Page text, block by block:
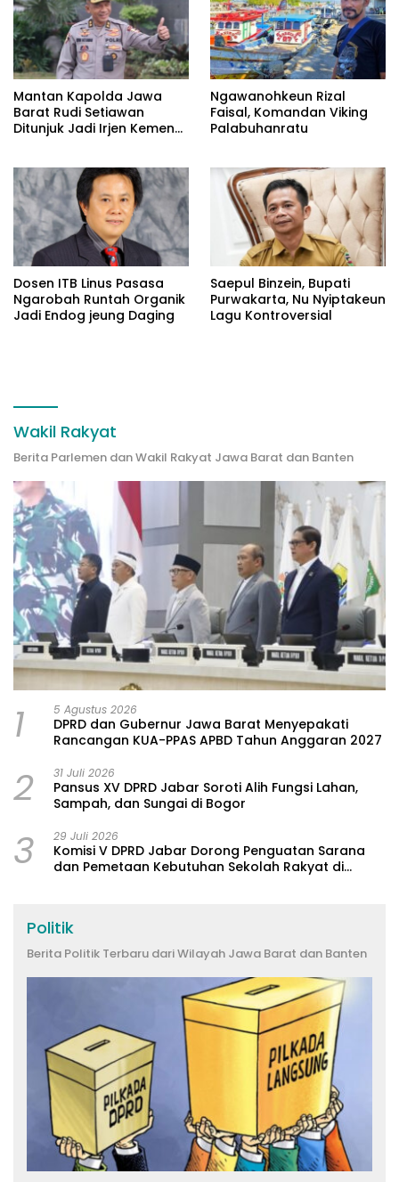
Mantan Kapolda Jawa
Barat Rudi Setiawan
Ditunjuk Jadi Irjen Kemen
Ngawanohkeun Rizal
Faisal, Komandan Viking
Palabuhanratu
Dosen ITB Linus Pasasa
Ngarobah Runtah Organik
Jadi Endog jeung Daging
Saepul Binzein, Bupati
Purwakarta, Nu Nyiptakeun
Lagu Kontroversial
Wakil Rakyat
Berita Parlemen dan Wakil Rakyat Jawa Barat dan Banten
1 5 Agustus 2026
DPRD dan Gubernur Jawa Barat Menyepakati
Rancangan KUA-PPAS APBD Tahun Anggaran 2027
2 31 Juli 2026
Pansus XV DPRD Jabar Soroti Alih Fungsi Lahan,
Sampah, dan Sungai di Bogor
3 29 Juli 2026
Komisi V DPRD Jabar Dorong Penguatan Sarana
dan Pemetaan Kebutuhan Sekolah Rakyat di
Politik
Berita Politik Terbaru dari Wilayah Jawa Barat dan Banten